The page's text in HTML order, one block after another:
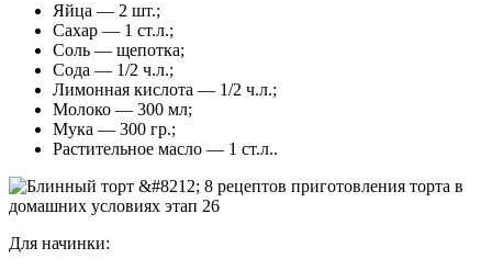
Яйца — 2 шт.;
Сахар — 1 ст.л.;
Соль — щепотка;
Сода — 1/2 ч.л.;
Лимонная кислота — 1/2 ч.л.;
Молоко — 300 мл;
Мука — 300 гр.;
Растительное масло — 1 ст.л..
Для начинки: